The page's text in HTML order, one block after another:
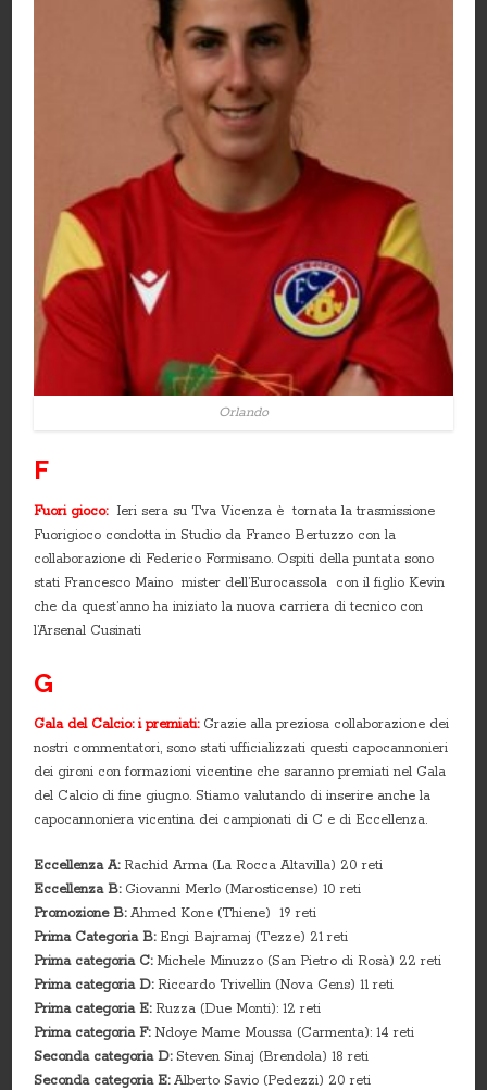
Orlando
F
Fuori gioco:Ieri sera su Tva Vicenza è tornata la trasmissione
Fuorigioco condotta in Studio da Franco Bertuzzo con la
collaborazione di Federico Formisano. Ospiti della puntata sono
stati Francesco Maino mister dell’Eurocassola con il figlio Kevin
che da quest’anno ha iniziato la nuova carriera di tecnico con
l’Arsenal Cusinati
G
Gala del Calcio: i premiati: Grazie alla preziosa collaborazione dei
nostri commentatori, sono stati ufficializzati questi capocannonieri
dei gironi con formazioni vicentine che saranno premiati nel Gala
del Calcio di fine giugno. Stiamo valutando di inserire anche la
capocannoniera vicentina dei campionati di C e di Eccellenza.
Eccellenza A: Rachid Arma (La Rocca Altavilla) 20 reti
Eccellenza B: Giovanni Merlo (Marosticense) 10 reti
Promozione B:Ahmed Kone (Thiene) 19 reti
Prima Categoria B: Engi Bajramaj (Tezze) 21 reti
Prima categoria C: Michele Minuzzo (San Pietro di Rosà) 22 reti
Prima categoria D: Riccardo Trivellin (Nova Gens) 11 reti
Prima categoria E: Ruzza (Due Monti): 12 reti
Prima categoria F: Ndoye Mame Moussa (Carmenta): 14 reti
Seconda categoria D: Steven Sinaj (Brendola) 18 reti
Seconda categoria E:Alberto Savio (Pedezzi) 20 reti